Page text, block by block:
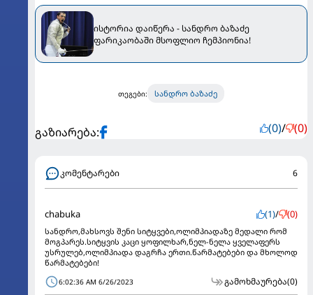
ისტორია დაიწერა - სანდრო ბაზაძე
ფარიკაობაში მსოფლიო ჩემპიონია!
თეგები: სანდრო ბაზაძე
გაზიარება: (0)/ (0)
კომენტარები 6
chabuka (1)/ (0)
სანდრო,მახსოვს შენი სიტყვები,ოლიმპიადაზე მედალი რომ
მოგპარეს.სიტყვის კაცი ყოფილხარ,ნელ-ნელა ყველაფერს
უსრულებ,ოლიმპიადა დაგრჩა ერთი.წარმატებები და მხოლოდ
წარმატებები!
6:02:36 AM 6/26/2023 გამოხმაურება(0)